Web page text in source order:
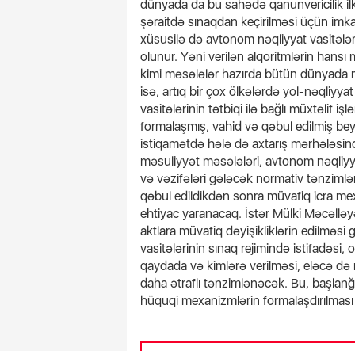
dünyada da bu sahədə qanunvericilik
şəraitdə sınaqdan keçirilməsi üçün
xüsusilə də avtonom nəqliyyat
olunur. Yəni verilən alqoritmlərin hansı
kimi məsələlər hazırda bütün
isə, artıq bir çox ölkələrdə yol-nəqliyyat
vasitələrinin tətbiqi ilə bağlı müxtəlif
formalaşmış, vahid və qəbul edilmiş
istiqamətdə hələ də axtarış
məsuliyyət məsələləri, avtonom
və vəzifələri gələcək normativ
qəbul edildikdən sonra müvafiq icra
ehtiyac yaranacaq. İstər Mülki
aktlara müvafiq dəyişikliklərin edilməsi
vasitələrinin sınaq rejimində istifadəsi,
qaydada və kimlərə verilməsi, eləcə
daha ətraflı tənzimlənəcək. Bu,
hüquqi mexanizmlərin